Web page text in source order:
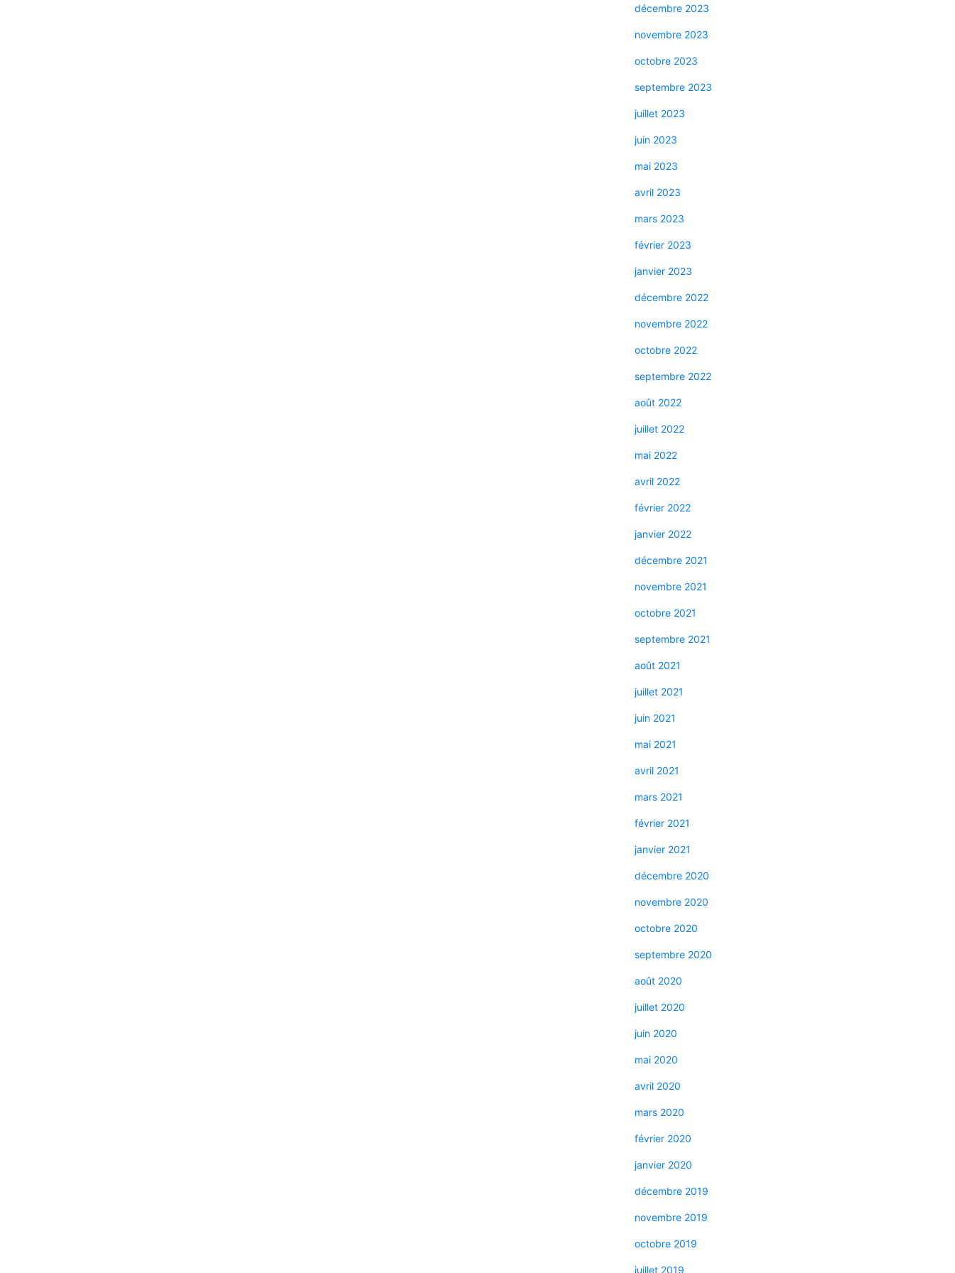
décembre 2023
novembre 2023
octobre 2023
septembre 2023
juillet 2023
juin 2023
mai 2023
avril 2023
mars 2023
février 2023
janvier 2023
décembre 2022
novembre 2022
octobre 2022
septembre 2022
août 2022
juillet 2022
mai 2022
avril 2022
février 2022
janvier 2022
décembre 2021
novembre 2021
octobre 2021
septembre 2021
août 2021
juillet 2021
juin 2021
mai 2021
avril 2021
mars 2021
février 2021
janvier 2021
décembre 2020
novembre 2020
octobre 2020
septembre 2020
août 2020
juillet 2020
juin 2020
mai 2020
avril 2020
mars 2020
février 2020
janvier 2020
décembre 2019
novembre 2019
octobre 2019
juillet 2019